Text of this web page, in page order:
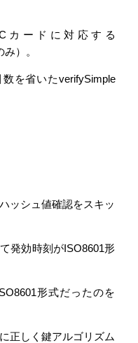
カードに対応する
）。
を省いたverifySimple
ッシュ値確認をスキッ
発効時刻がISO8601形
形式だったのを
正しく鍵アルゴリズム